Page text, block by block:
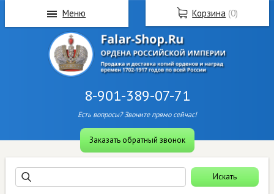
8-901-389-07-71
Есть вопросы? Звоните прямо сейчас!
Заказать обратный звонок
Корзина (0)
Меню